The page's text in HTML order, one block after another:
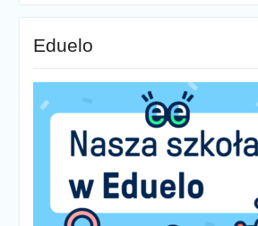
Eduelo